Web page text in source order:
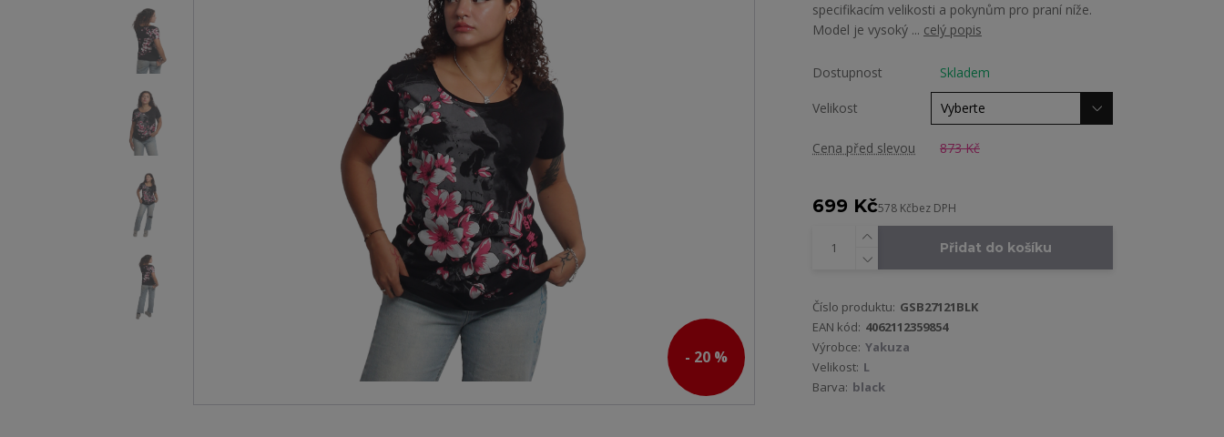
- 20 %
specifikacím velikosti a pokynům pro praní níže.
Model je vysoký ... celý popis
Dostupnost Skladem
Velikost
Cena před slevou 873 Kč
699 Kč578 Kčbez DPH
Přidat do košíku
Číslo produktu: GSB27121BLK
EAN kód: 4062112359854
Výrobce: Yakuza
Velikost: L
Barva: black